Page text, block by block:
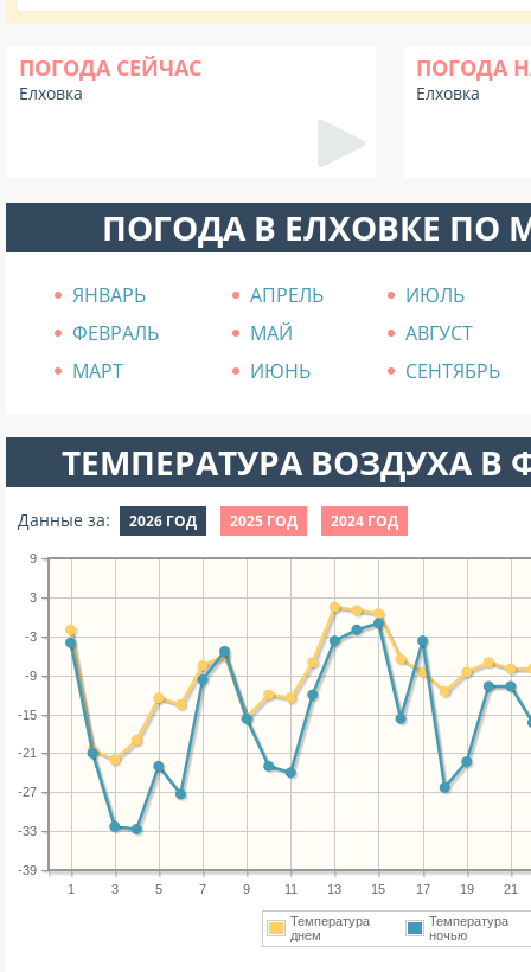
ПОГОДА СЕЙЧАС
Елховка
ПОГОДА
Елховка
ПОГОДА В ЕЛХОВКЕ ПО
ЯНВАРЬ АПРЕЛЬ
ИЮЛЬ
ФЕВРАЛЬ
МАЙ
АВГУСТ
МАРТ
ИЮНЬ СЕНТЯБРЬ
ТЕМПЕРАТУРА ВОЗДУХА В
Данные за: 2026 ГОД 2025 ГОД 2024 ГОД
1 3 5 7 9 11 13 15 17 19 21
-39
-33
-27
-21
-15
-9
-3
3
9
Температура
днем
Температура
ночью